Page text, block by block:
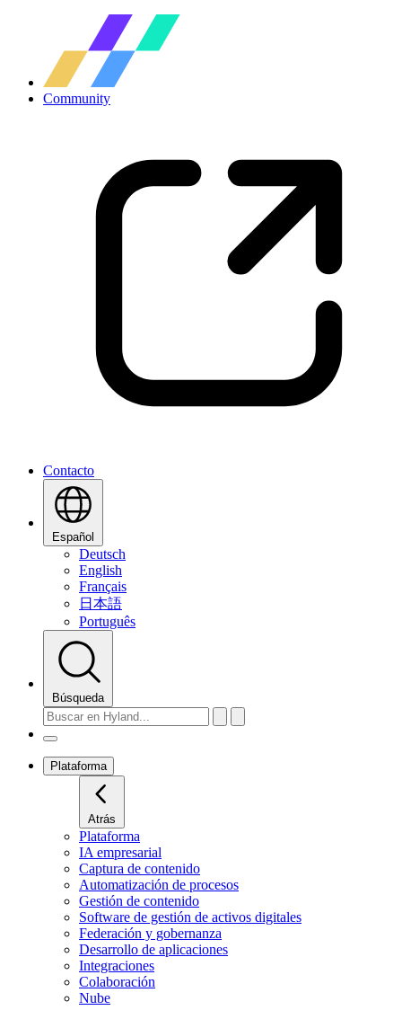
Community
Contacto
Español
Deutsch
English
Français
日本語
Português
Búsqueda
Plataforma
Atrás
Plataforma
IA empresarial
Captura de contenido
Automatización de procesos
Gestión de contenido
Software de gestión de activos digitales
Federación y gobernanza
Desarrollo de aplicaciones
Integraciones
Colaboración
Nube